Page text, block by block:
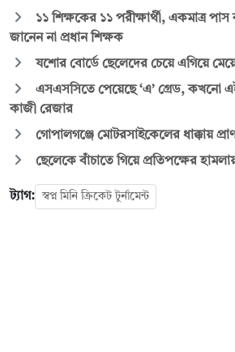
১১ শিক্ষকের ১১ পরীক্ষার্থী, একমাত্র পাস
জানেন না প্রধান শিক্ষক
যশোর বোর্ডে ছেলেদের চেয়ে এগিয়ে
এসএসসিতে পেয়েছে ‘এ’ গ্রেড, কখনো
কাজী রেজার
গোপালগঞ্জে মোটরসাইকেলের ধাক্কায়
ছেলেকে বাঁচাতে গিয়ে প্রতিপক্ষের
ট্যাগ: স্বপ্ন মিনি ক্রিকেট টুর্নামেন্ট